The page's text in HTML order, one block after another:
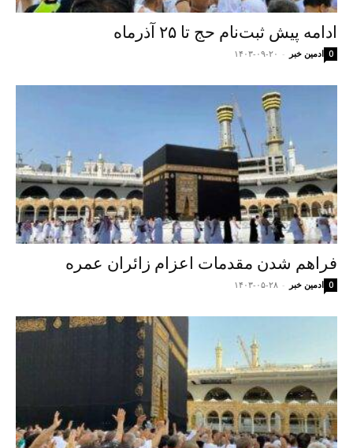
ادامه پیش ثبت‌نام حج تا ۲۵ آذرماه
ادمین خبر - ۱۴۰۳-۰۹-۲۰ 0
فراهم شدن مقدمات اعزام زائران عمره
ادمین خبر - ۱۴۰۳-۰۵-۲۸ 0